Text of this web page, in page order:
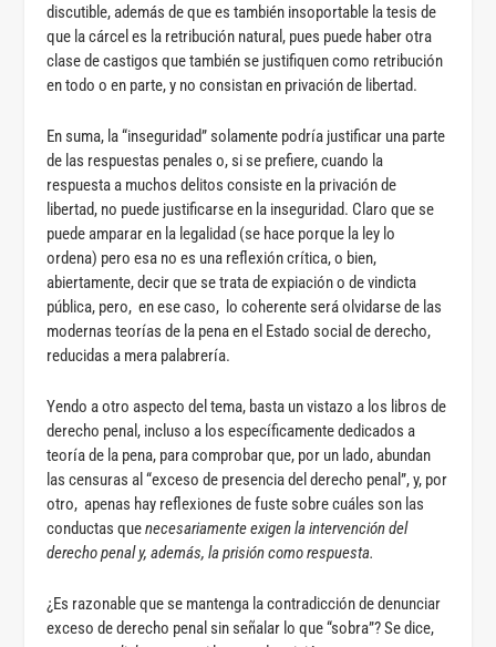
discutible, además de que es también insoportable la tesis de
que la cárcel es la retribución natural, pues puede haber otra
clase de castigos que también se justifiquen como retribución
en todo o en parte, y no consistan en privación de libertad.
En suma, la “inseguridad” solamente podría justificar una parte
de las respuestas penales o, si se prefiere, cuando la
respuesta a muchos delitos consiste en la privación de
libertad, no puede justificarse en la inseguridad. Claro que se
puede amparar en la legalidad (se hace porque la ley lo
ordena) pero esa no es una reflexión crítica, o bien,
abiertamente, decir que se trata de expiación o de vindicta
pública, pero, en ese caso, lo coherente será olvidarse de las
modernas teorías de la pena en el Estado social de derecho,
reducidas a mera palabrería.
Yendo a otro aspecto del tema, basta un vistazo a los libros de
derecho penal, incluso a los específicamente dedicados a
teoría de la pena, para comprobar que, por un lado, abundan
las censuras al “exceso de presencia del derecho penal”, y, por
otro, apenas hay reflexiones de fuste sobre cuáles son las
conductas quenecesariamente exigen la intervención del
derecho penal y, además, la prisión como respuesta.
¿Es razonable que se mantenga la contradicción de denunciar
exceso de derecho penal sin señalar lo que “sobra”? Se dice,